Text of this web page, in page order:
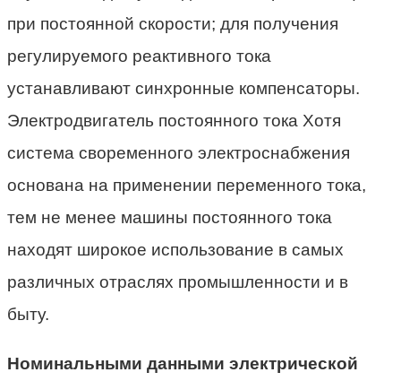
при постоянной скорости; для получения
регулируемого реактивного тока
устанавливают синхронные компенсаторы.
Электродвигатель постоянного тока Хотя
система своременного электроснабжения
основана на применении переменного тока,
тем не менее машины постоянного тока
находят широкое использование в самых
различных отраслях промышленности и в
быту.
Номинальными данными электрической